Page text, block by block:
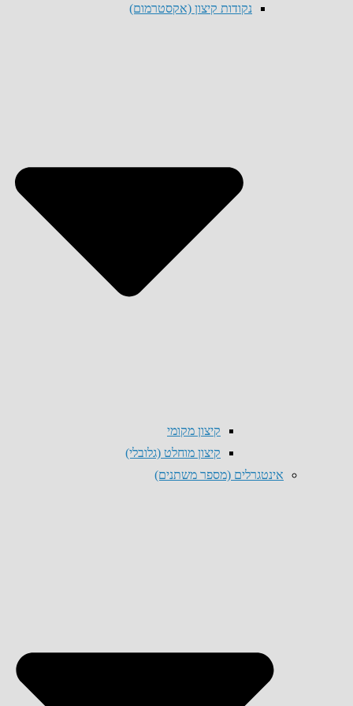
נקודות קיצון (אקסטרמום)
קיצון מקומי
קיצון מוחלט (גלובלי)
אינטגרלים (מספר משתנים)